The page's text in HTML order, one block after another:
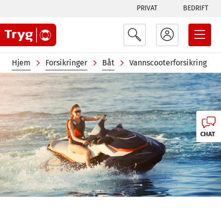
hovedinnhold
Tabs
menu
PRIVAT BEDRIFT
Navigasjonssti
Hjem Forsikringer Båt
Vannscooterforsikring
Image
CHAT